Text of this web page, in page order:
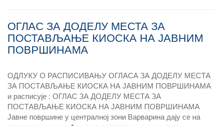
ОГЛАС ЗА ДОДЕЛУ МЕСТА ЗА
ПОСТАВЉАЊЕ КИОСКА НА ЈАВНИМ
ПОВРШИНАМА
ОДЛУКУ О РАСПИСИВАЊУ ОГЛАСА ЗА ДОДЕЛУ МЕСТА
ЗА ПОСТАВЉАЊЕ КИОСКА НА ЈАВНИМ ПОВРШИНАМА
и расписује : ОГЛАС ЗА ДОДЕЛУ МЕСТА ЗА
ПОСТАВЉАЊЕ КИОСКА НА ЈАВНИМ ПОВРШИНАМА
Јавне површине у централној зони Варварина дају се на